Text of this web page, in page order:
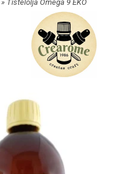
» Tistelolja Omega 9 EKO